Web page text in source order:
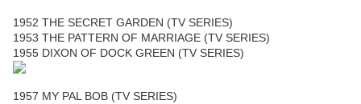
1952 THE SECRET GARDEN (TV SERIES)
1953 THE PATTERN OF MARRIAGE (TV SERIES)
1955 DIXON OF DOCK GREEN (TV SERIES)
1957 MY PAL BOB (TV SERIES)